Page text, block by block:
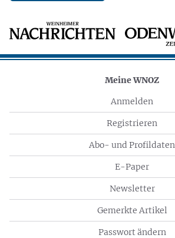
Meine WNOZ
Anmelden
Registrieren
Abo- und Profildaten
E-Paper
Newsletter
Gemerkte Artikel
Passwort ändern